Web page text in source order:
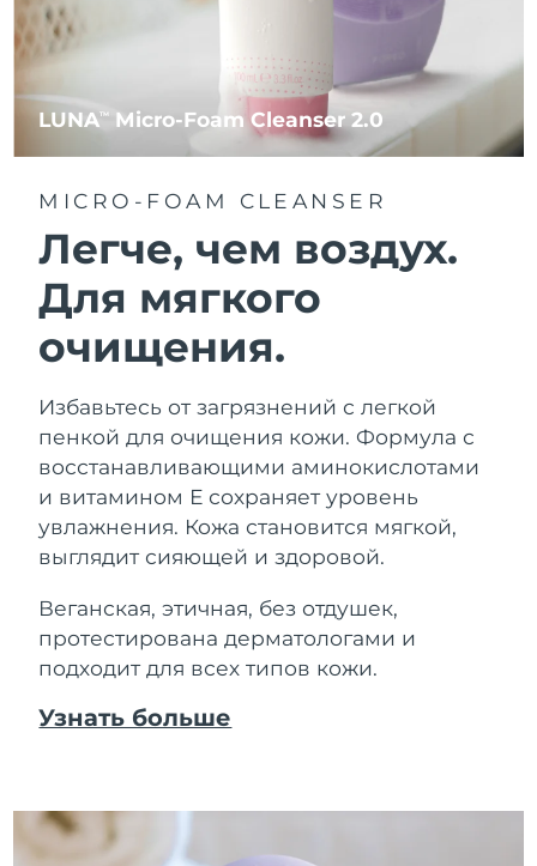
LUNATM Micro-Foam Cleanser 2.0
MICRO-FOAM CLEANSER
Легче, чем воздух.
Для мягкого
очищения.
Избавьтесь от загрязнений с легкой
пенкой для очищения кожи. Формула с
восстанавливающими аминокислотами
и витамином Е сохраняет уровень
увлажнения. Кожа становится мягкой,
выглядит сияющей и здоровой.
Веганская, этичная, без отдушек,
протестирована дерматологами и
подходит для всех типов кожи.
Узнать больше